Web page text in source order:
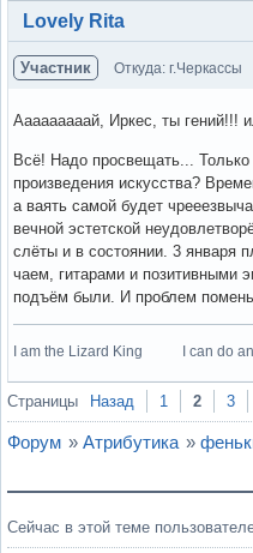
Вне форума
Lovely Rita
Участник Откуда: г.Черкассы
Ааааааааай, Иркес, ты гений!!!
Всё! Надо просвещать...
произведения искусства?
а ваять самой будет
вечной эстетской
слёты и в состоянии. 3 января
чаем, гитарами и позитивными
подъём были. И проблем
I am the Lizard King I can do
Вне форума
Страницы Назад 1 2 3
Форум » Атрибутика »
Сейчас в этой теме